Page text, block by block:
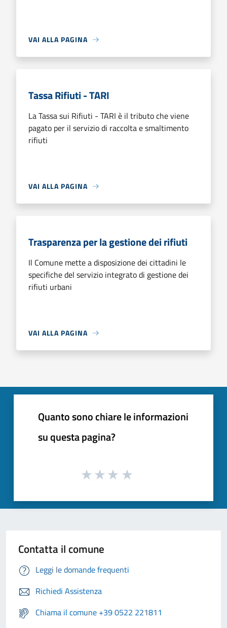
VAI ALLA PAGINA
Tassa Rifiuti - TARI
La Tassa sui Rifiuti - TARI è il tributo che viene
pagato per il servizio di raccolta e smaltimento
rifiuti
VAI ALLA PAGINA
Trasparenza per la gestione dei rifiuti
Il Comune mette a disposizione dei cittadini le
specifiche del servizio integrato di gestione dei
rifiuti urbani
VAI ALLA PAGINA
Quanto sono chiare le informazioni
su questa pagina?
Contatta il comune
Leggi le domande frequenti
Richiedi Assistenza
Chiama il comune +39 0522 221811